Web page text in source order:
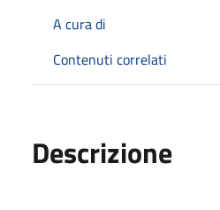
A cura di
Contenuti correlati
Descrizione